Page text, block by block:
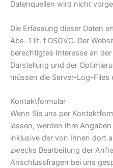
Datenquellen wird nicht
Die Erfassung dieser Daten
Abs. 1 lit. f DSGVO. Der
berechtigtes Interesse an
Darstellung und der
müssen die Server-Log-Files
Kontaktformular
Wenn Sie uns per
lassen, werden Ihre
inklusive der von Ihnen dort
zwecks Bearbeitung der
Anschlussfragen bei uns